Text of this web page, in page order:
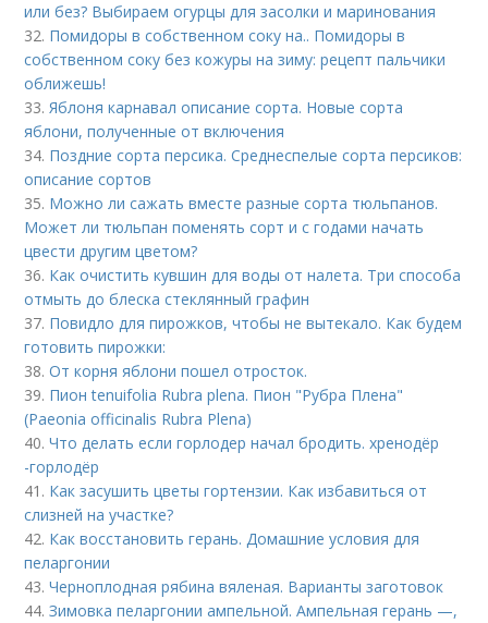
или без? Выбираем огурцы для засолки и маринования
32. Помидоры в собственном соку на.. Помидоры в
собственном соку без кожуры на зиму: рецепт пальчики
оближешь!
33.Яблоня карнавал описание сорта. Новые сорта
яблони, полученные от включения
34. Поздние сорта персика. Среднеспелые сорта персиков:
описание сортов
35. Можно ли сажать вместе разные сорта тюльпанов.
Может ли тюльпан поменять сорт и с годами начать
цвести другим цветом?
36. Как очистить кувшин для воды от налета. Три способа
отмыть до блеска стеклянный графин
37. Повидло для пирожков, чтобы не вытекало. Как будем
готовить пирожки:
38.От корня яблони пошел отросток.
39. Пион tenuifolia Rubra plena. Пион "Рубра Плена"
(Paeonia officinalis Rubra Plena)
40.Что делать если горлодер начал бродить. хренодёр
-горлодёр
41. Как засушить цветы гортензии. Как избавиться от
слизней на участке?
42. Как восстановить герань. Домашние условия для
пеларгонии
43.Черноплодная рябина вяленая. Варианты заготовок
44.Зимовка пеларгонии ампельной. Ампельная герань —,